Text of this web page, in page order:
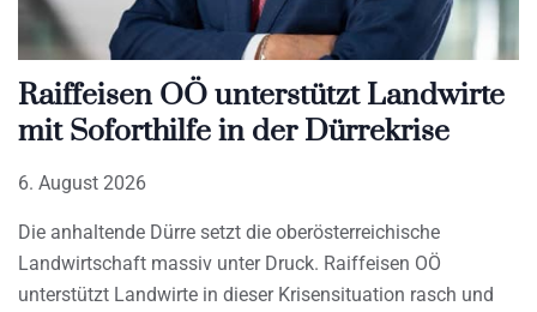
Raiffeisen OÖ unterstützt Landwirte
mit Soforthilfe in der Dürrekrise
6. August 2026
Die anhaltende Dürre setzt die oberösterreichische
Landwirtschaft massiv unter Druck. Raiffeisen OÖ
unterstützt Landwirte in dieser Krisensituation rasch und